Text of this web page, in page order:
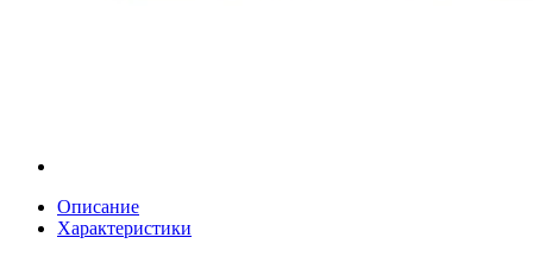
Описание
Характеристики